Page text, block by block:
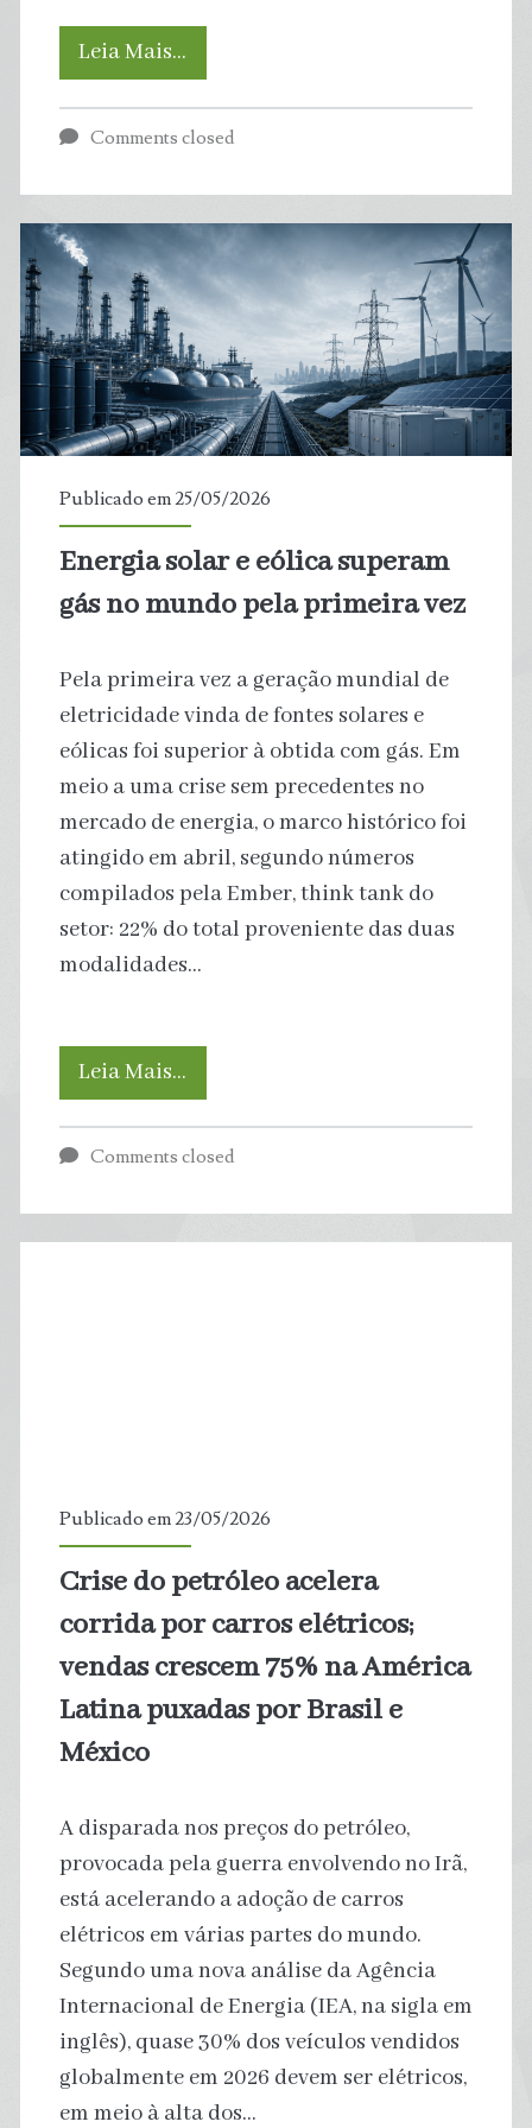
Leia Mais…
deve
milhões
de
carros
elétricos
em
2026,
28%
da
venda
total
de
automóveis
Comments closed
Publicado em 25/05/2026
Energia solar e eólica superam
gás no mundo pela primeira vez
Pela primeira vez a geração mundial de
eletricidade vinda de fontes solares e
eólicas foi superior à obtida com gás. Em
meio a uma crise sem precedentes no
mercado de energia, o marco histórico foi
atingido em abril, segundo números
compilados pela Ember, think tank do
setor: 22% do total proveniente das duas
modalidades…
Leia Mais…
solar
primeira
Comments closed
Publicado em 23/05/2026
Crise do petróleo acelera
corrida por carros elétricos;
vendas crescem 75% na América
Latina puxadas por Brasil e
México
A disparada nos preços do petróleo,
provocada pela guerra envolvendo no Irã,
está acelerando a adoção de carros
elétricos em várias partes do mundo.
Segundo uma nova análise da Agência
Internacional de Energia (IEA, na sigla em
inglês), quase 30% dos veículos vendidos
globalmente em 2026 devem ser elétricos,
em meio à alta dos…